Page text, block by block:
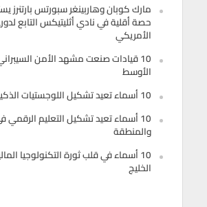
مارك كوبان وهاربينغر سبورتس بارتنرز
حصة أقلية في نادي أثليتيكس التابع
الأمريكي
10 قيادات صنعت مشهد الأمن
الأوسط
10 أسماء تعيد تشكيل اللوجستيات الذكية في الخليج
10 أسماء تعيد تشكيل التعليم الرقمي
والمنطقة
10 أسماء في قلب ثورة التكنولوجيا
الخليج